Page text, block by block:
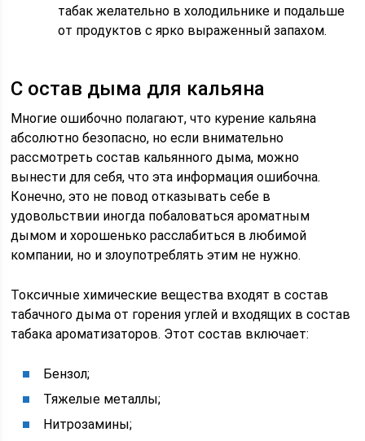
табак желательно в холодильнике и подальше
от продуктов с ярко выраженный запахом.
С остав дыма для кальяна
Многие ошибочно полагают, что курение кальяна
абсолютно безопасно, но если внимательно
рассмотреть состав кальянного дыма, можно
вынести для себя, что эта информация ошибочна.
Конечно, это не повод отказывать себе в
удовольствии иногда побаловаться ароматным
дымом и хорошенько расслабиться в любимой
компании, но и злоупотреблять этим не нужно.
Токсичные химические вещества входят в состав
табачного дыма от горения углей и входящих в состав
табака ароматизаторов. Этот состав включает:
Бензол;
Тяжелые металлы;
Нитрозамины;